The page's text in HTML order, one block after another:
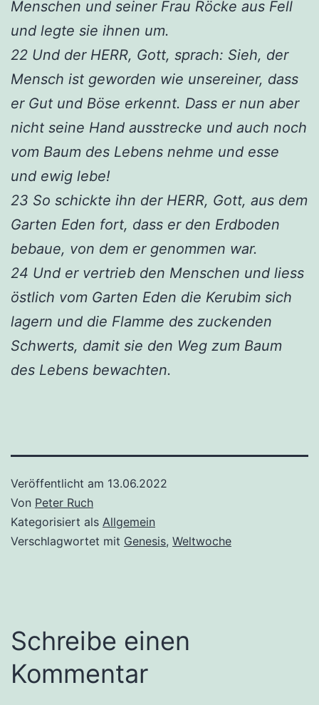
Menschen und seiner Frau Röcke aus Fell
und legte sie ihnen um.
22 Und der HERR, Gott, sprach: Sieh, der
Mensch ist geworden wie unsereiner, dass
er Gut und Böse erkennt. Dass er nun aber
nicht seine Hand ausstrecke und auch noch
vom Baum des Lebens nehme und esse
und ewig lebe!
23 So schickte ihn der HERR, Gott, aus dem
Garten Eden fort, dass er den Erdboden
bebaue, von dem er genommen war.
24 Und er vertrieb den Menschen und liess
östlich vom Garten Eden die Kerubim sich
lagern und die Flamme des zuckenden
Schwerts, damit sie den Weg zum Baum
des Lebens bewachten.
Veröffentlicht am 13.06.2022
Von Peter Ruch
Kategorisiert als Allgemein
Verschlagwortet mit Genesis, Weltwoche
Schreibe einen
Kommentar